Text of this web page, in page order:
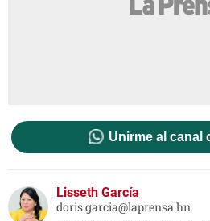
Unirme al canal
Lisseth García
doris.garcia@laprensa.hn